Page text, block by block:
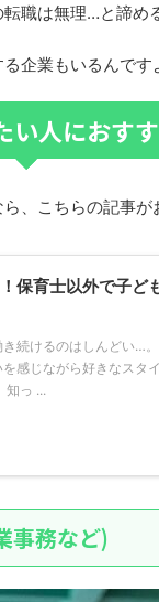
職は無理…と諦め
企業もいるんです
い人におす
、こちらの記事が
保育士以外で子ど
続けるのはしんどい…
感じながら好きなスタ
知っ ...
事務など)